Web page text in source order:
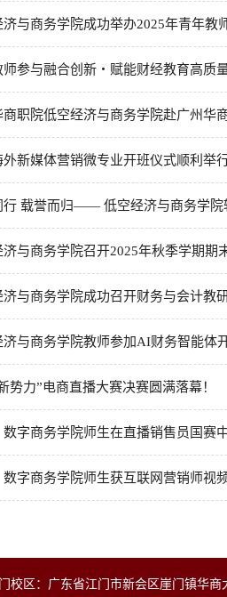
济与商务学院成功举办2025年青年教
师参与融合创新・赋能财经教育高质
商职院低空经济与商务学院赴广州华
外新媒体营销微专业开班仪式顺利举
行 载誉而归—— 低空经济与商务学院
济与商务学院召开2025年秋季学期期
济与商务学院成功召开财务与会计教
济与商务学院教师参加AI财务智能体
势力”电商直播大赛决赛圆满落幕！
数字商务学院师生在直播销售员国赛
数字商务学院师生获互联网营销师视
校区：广东省江门市新会区崖门镇华商